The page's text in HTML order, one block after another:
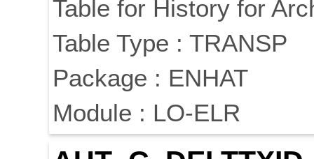
Table for History for
Table Type : TRANSP
Package : ENHAT
Module : LO-ELR